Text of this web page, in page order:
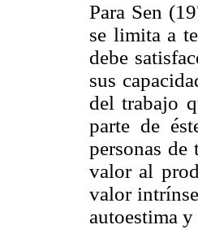
Para Sen
se limita a
debe
sus
del trabajo
parte de
personas
valor al
valor
autoestima